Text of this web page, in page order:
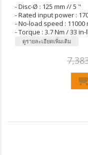
- Disc-Ø : 125 mm // 5 "
- Rated input power :
- No-load speed : 11000
- Torque : 3.7 Nm / 33 in-
ดูรายละเอียดเพิ่มเติม